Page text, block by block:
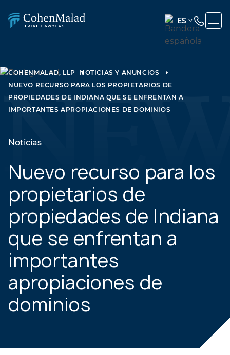
ES
ENGLISH
SPANISH
COHENMALAD, LLP
NOTICIAS Y ANUNCIOS
NUEVO RECURSO PARA LOS PROPIETARIOS DE
PROPIEDADES DE INDIANA QUE SE ENFRENTAN A
IMPORTANTES APROPIACIONES DE DOMINIOS
Noticias
Nuevo recurso para los
propietarios de
propiedades de Indiana
que se enfrentan a
importantes
apropiaciones de
dominios